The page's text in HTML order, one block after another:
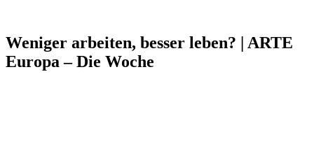
Weniger arbeiten, besser leben? | ARTE
Europa – Die Woche